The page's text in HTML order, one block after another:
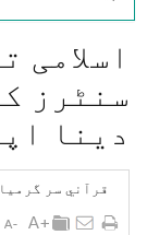
اسلامی
سنٹرز
دينا
قرآني سر